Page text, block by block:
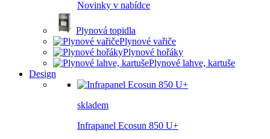
Novinky v nabídce
Plynová topidla
Plynové vařiče
Plynové hořáky
Plynové lahve, kartuše
Design
skladem
Infrapanel Ecosun 850 U+